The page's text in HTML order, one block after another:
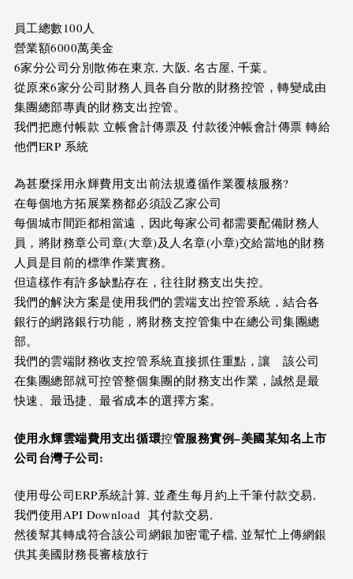
員工總數100人
營業額6000萬美金
6家分公司分別散佈在東京, 大阪, 名古屋, 千葉。
從原來6家分公司財務人員各自分散的財務控管，轉變成由
集團總部專責的財務支出控管。
我們把應付帳款 立帳會計傳票及 付款後沖帳會計傳票 轉給
他們ERP 系統
為甚麼採用永輝費用支出前法規遵循作業覆核服務?
在每個地方拓展業務都必須設乙家公司
每個城市間距都相當遠，因此每家公司都需要配備財務人
員，將財務章公司章(大章)及人名章(小章)交給當地的財務
人員是目前的標準作業實務。
但這樣作有許多缺點存在，往往財務支出失控。
我們的解決方案是使用我們的雲端支出控管系統，結合各
銀行的網路銀行功能，將財務支控管集中在總公司集團總
部。
我們的雲端財務收支控管系統直接抓住重點，讓 該公司
在集團總部就可控管整個集團的財務支出作業，誠然是最
快速、最迅捷、最省成本的選擇方案。
使用永輝雲端費用支出循環控管服務實例–美國某知名上市
公司台灣子公司:
使用母公司ERP系統計算, 並產生每月約上千筆付款交易,
我們使用API Download 其付款交易,
然後幫其轉成符合該公司網銀加密電子檔, 並幫忙上傳網銀
供其美國財務長審核放行